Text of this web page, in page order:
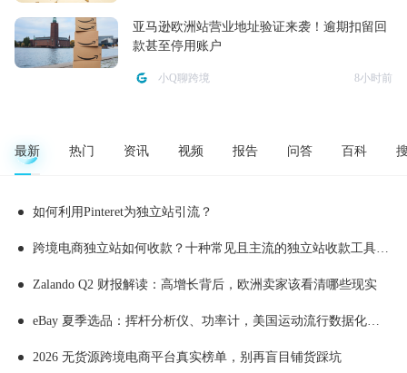
亚马逊欧洲站营业地址验证来袭！逾期扣留回
款甚至停用账户
小Q聊跨境 8小时前
最新 热门 资讯 视频 报告 问答 百科
如何利用Pinteret为独立站引流？
跨境电商独立站如何收款？十种常见且主流的独立站收款工具推荐
Zalando Q2 财报解读：高增长背后，欧洲卖家该看清哪些现实
eBay 夏季选品：挥杆分析仪、功率计，美国运动流行数据化消费
2026 无货源跨境电商平台真实榜单，别再盲目铺货踩坑